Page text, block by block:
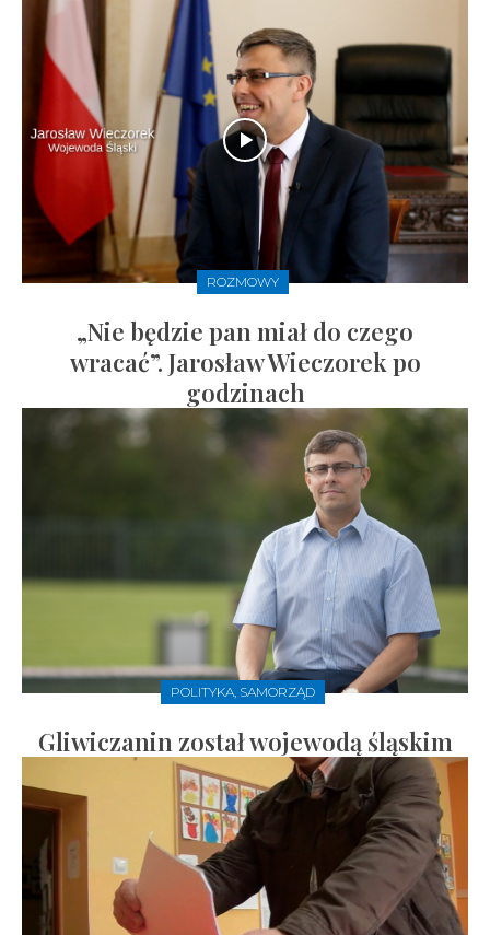
ROZMOWY
„Nie będzie pan miał do czego
wracać”. Jarosław Wieczorek po
godzinach
POLITYKA, SAMORZĄD
Gliwiczanin został wojewodą śląskim